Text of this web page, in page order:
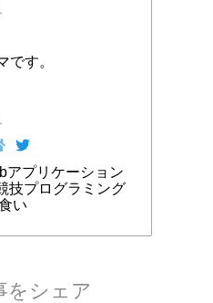
です。
アプリケーション
技プログラミング
い
をシェア